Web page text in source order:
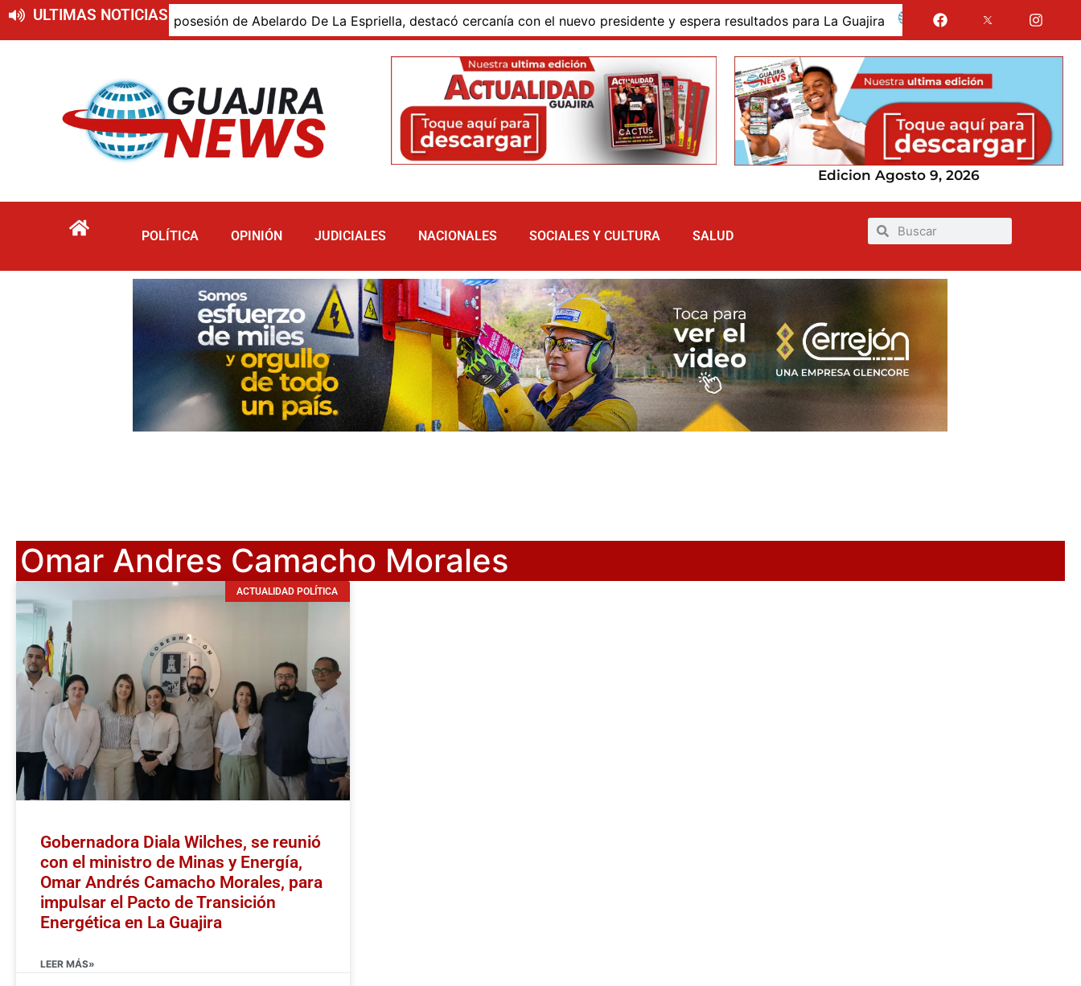
ULTIMAS NOTICIAS
presente en la posesión de Abelardo De La Espriella, destacó cercanía con el nuevo presidente y espera resultados para La Guajira La Guajira fue presentada
Edicion Agosto 9, 2026
POLÍTICA OPINIÓN JUDICIALES NACIONALES SOCIALES Y CULTURA SALUD
Omar Andres Camacho Morales
ACTUALIDAD POLÍTICA
Gobernadora Diala Wilches, se reunió
con el ministro de Minas y Energía,
Omar Andrés Camacho Morales, para
impulsar el Pacto de Transición
Energética en La Guajira
LEER MÁS»